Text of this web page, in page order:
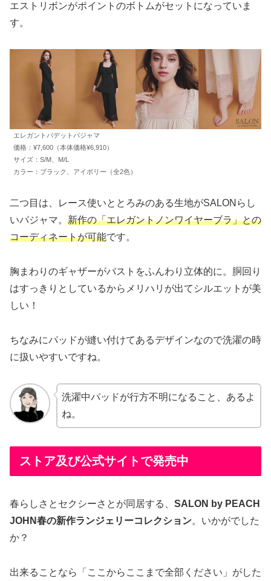
エストリボンがポイントのボトムがセットになっていま
す。
エレガントパデットパジャマ
価格：¥7,600（本体価格¥6,910）
サイズ：S/M、M/L
カラー：ブラック、アイボリー（全2色）
二つ目は、レース使いととろみのある生地がSALONらし
いパジャマ。 新作の「エレガントノンワイヤーブラ」との
コーディネートが可能です。
胸まわりのギャザーがバストをふんわり立体的に。胴回り
はすっきりとしているからメリハリが出てシルエットが美
しい！
ちなみにパッドが縫い付けてあるデザインなので洗濯の時
に扱いやすいですね。
洗濯中パッドが行方不明になること、あるよ
ね。
ストア及び公式サイトで発売中
春らしさとセクシーさとが同居する、 SALON by PEACH
JOHN春の新作ランジェリーコレクション。いかがでした
か？
出来ることなら「ここからここまで全部ください」がした